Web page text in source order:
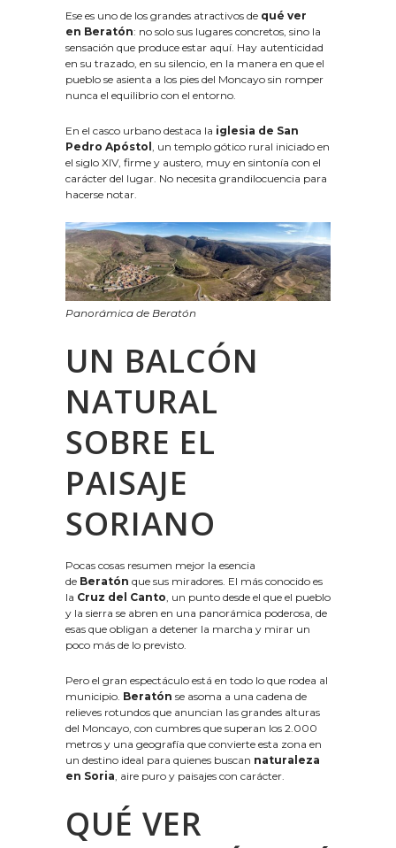
Ese es uno de los grandes atractivos de qué ver
en Beratón: no solo sus lugares concretos, sino la
sensación que produce estar aquí. Hay autenticidad
en su trazado, en su silencio, en la manera en que el
pueblo se asienta a los pies del Moncayo sin romper
nunca el equilibrio con el entorno.
En el casco urbano destaca la iglesia de San
Pedro Apóstol
, un templo gótico rural iniciado en
el siglo XIV, firme y austero, muy en sintonía con el
carácter del lugar. No necesita grandilocuencia para
hacerse notar.
Panorámica de Beratón
UN BALCÓN
NATURAL
SOBRE EL
PAISAJE
SORIANO
Pocas cosas resumen mejor la esencia
de Beratón que sus miradores. El más conocido es
la Cruz del Canto , un punto desde el que el pueblo
y la sierra se abren en una panorámica poderosa, de
esas que obligan a detener la marcha y mirar un
poco más de lo previsto.
Pero el gran espectáculo está en todo lo que rodea al
municipio. Beratón se asoma a una cadena de
relieves rotundos que anuncian las grandes alturas
del Moncayo, con cumbres que superan los 2.000
metros y una geografía que convierte esta zona en
un destino ideal para quienes buscan naturaleza
en Soria , aire puro y paisajes con carácter.
QUÉ VER